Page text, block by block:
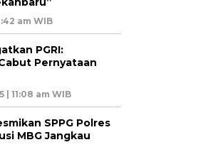
am WIB
PGRI:
Pernyataan
| 11:08 am WIB
SPPG Polres
MBG Jangkau